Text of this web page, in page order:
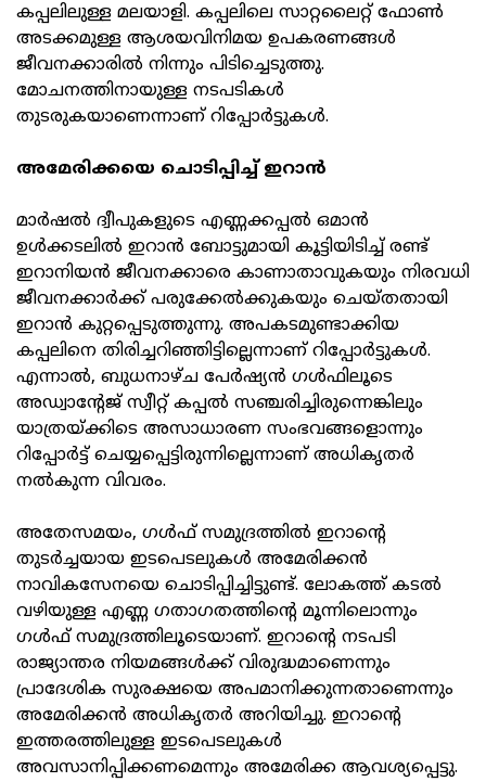
കപ്പലിലുള്ള മലയാളി. കപ്പലിലെ സാറ്റലൈറ്റ് ഫോണ്‍
അടക്കമുള്ള ആശയവിനിമയ ഉപകരണങ്ങള്‍
ജീവനക്കാരില്‍ നിന്നും പിടിച്ചെടുത്തു.
മോചനത്തിനായുള്ള നടപടികള്‍
തുടരുകയാണെന്നാണ് റിപ്പോര്‍ട്ടുകള്‍.
അമേരിക്കയെ ചൊടിപ്പിച്ച് ഇറാന്‍
മാര്‍ഷല്‍ ദ്വീപുകളുടെ എണ്ണക്കപ്പല്‍ ഒമാന്‍
ഉള്‍ക്കടലില്‍ ഇറാന്‍ ബോട്ടുമായി കൂട്ടിയിടിച്ച് രണ്ട്
ഇറാനിയന്‍ ജീവനക്കാരെ കാണാതാവുകയും നിരവധി
ജീവനക്കാര്‍ക്ക് പരുക്കേല്‍ക്കുകയും ചെയ്തതായി
ഇറാന്‍ കുറ്റപ്പെടുത്തുന്നു. അപകടമുണ്ടാക്കിയ
കപ്പലിനെ തിരിച്ചറിഞ്ഞിട്ടില്ലെന്നാണ് റിപ്പോര്‍ട്ടുകള്‍.
എന്നാല്‍, ബുധനാഴ്ച പേര്‍ഷ്യന്‍ ഗള്‍ഫിലൂടെ
അഡ്വാന്റേജ് സ്വീറ്റ് കപ്പല്‍ സഞ്ചരിച്ചിരുന്നെങ്കിലും
യാത്രയ്ക്കിടെ അസാധാരണ സംഭവങ്ങളൊന്നും
റിപ്പോര്‍ട്ട് ചെയ്യപ്പെട്ടിരുന്നില്ലെന്നാണ് അധികൃതര്‍
നല്‍കുന്ന വിവരം.
അതേസമയം, ഗള്‍ഫ് സമുദ്രത്തില്‍ ഇറാന്റെ
തുടര്‍ച്ചയായ ഇടപെടലുകള്‍ അമേരിക്കന്‍
നാവികസേനയെ ചൊടിപ്പിച്ചിട്ടുണ്ട്. ലോകത്ത് കടല്‍
വഴിയുള്ള എണ്ണ ഗതാഗതത്തിന്റെ മൂന്നിലൊന്നും
ഗള്‍ഫ് സമുദ്രത്തിലൂടെയാണ്. ഇറാന്റെ നടപടി
രാജ്യാന്തര നിയമങ്ങള്‍ക്ക് വിരുദ്ധമാണെന്നും
പ്രാദേശിക സുരക്ഷയെ അപമാനിക്കുന്നതാണെന്നും
അമേരിക്കന്‍ അധികൃതര്‍ അറിയിച്ചു. ഇറാന്റെ
ഇത്തരത്തിലുള്ള ഇടപെടലുകള്‍
അവസാനിപ്പിക്കണമെന്നും അമേരിക്ക ആവശ്യപ്പെട്ടു.